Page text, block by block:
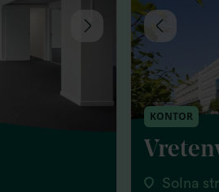
KONTOR
Solna